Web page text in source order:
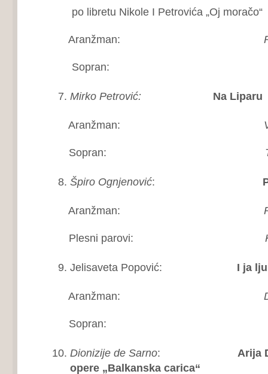
po libretu Nikole I Petrovića „Oj moračo“
Aranžman:
Sopran:
Mirko Petrović: Na Liparu
Aranžman:
Sopran:
Špiro Ognjenović:
Aranžman:
Plesni parovi: KUD
Jelisaveta Popović: I ja
Aranžman:
Sopran:
Dionizije de Sarno:
Arija
opere „Balkanska carica“